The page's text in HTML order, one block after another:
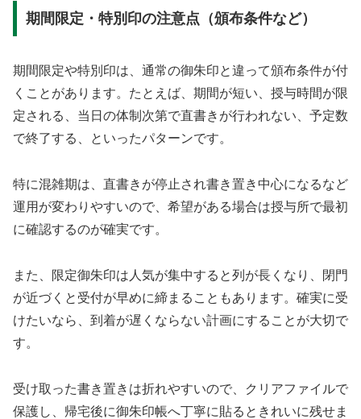
期間限定・特別印の注意点（頒布条件など）
期間限定や特別印は、通常の御朱印と違って頒布条件が付
くことがあります。たとえば、期間が短い、授与時間が限
定される、当日の体制次第で直書きが行われない、予定数
で終了する、といったパターンです。
特に混雑期は、直書きが停止され書き置き中心になるなど
運用が変わりやすいので、希望がある場合は授与所で最初
に確認するのが確実です。
また、限定御朱印は人気が集中すると列が長くなり、閉門
が近づくと受付が早めに締まることもあります。確実に受
けたいなら、到着が遅くならない計画にすることが大切で
す。
受け取った書き置きは折れやすいので、クリアファイルで
保護し、帰宅後に御朱印帳へ丁寧に貼るときれいに残せま